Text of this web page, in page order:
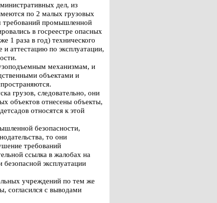
дел, из
по 2 малых грузовых
требований промышленной
в госреестре опасных
1 раза в год) технического
аттестацию по эксплуатации,
механизмам, и
объектами и
грузов, следовательно, они
объектов отнесены объекты,
относятся к этой
безопасности,
то они
требований
ссылка в жалобах на
эксплуатации
учреждений по тем же
согласился с выводами